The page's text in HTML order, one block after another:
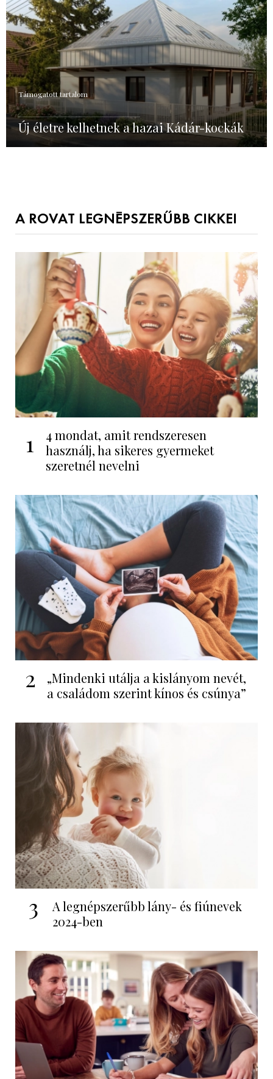
Támogatott tartalom
Új életre kelhetnek a hazai Kádár-kockák
A ROVAT LEGNÉPSZERŰBB CIKKEI
1
4 mondat, amit rendszeresen
használj, ha sikeres gyermeket
szeretnél nevelni
2
„Mindenki utálja a kislányom nevét,
a családom szerint kínos és csúnya”
3
A legnépszerűbb lány- és fiúnevek
2024-ben